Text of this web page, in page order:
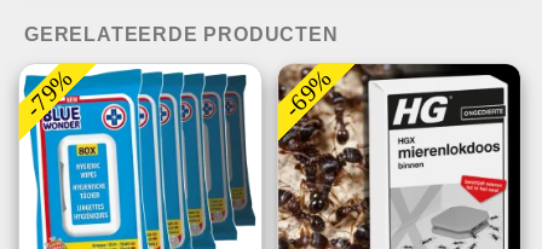
GERELATEERDE PRODUCTEN
-79% -69%